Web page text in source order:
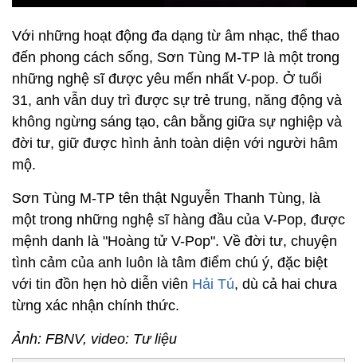
Với những hoạt động đa dạng từ âm nhạc, thể thao
đến phong cách sống, Sơn Tùng M-TP là một trong
những nghệ sĩ được yêu mến nhất V-pop. Ở tuổi
31, anh vẫn duy trì được sự trẻ trung, năng động và
không ngừng sáng tạo, cân bằng giữa sự nghiệp và
đời tư, giữ được hình ảnh toàn diện với người hâm
mộ.
Sơn Tùng M-TP tên thật Nguyễn Thanh Tùng, là
một trong những nghệ sĩ hàng đầu của V-Pop, được
mệnh danh là "Hoàng tử V-Pop". Về đời tư, chuyện
tình cảm của anh luôn là tâm điểm chú ý, đặc biệt
với tin đồn hẹn hò diễn viên Hải Tú, dù cả hai chưa
từng xác nhận chính thức.
Ảnh: FBNV, video: Tư liệu